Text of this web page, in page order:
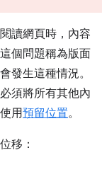
讀網頁時，內容
個問題稱為版面
發生這種情況。
須將所有其他內
用預留位置。
移：